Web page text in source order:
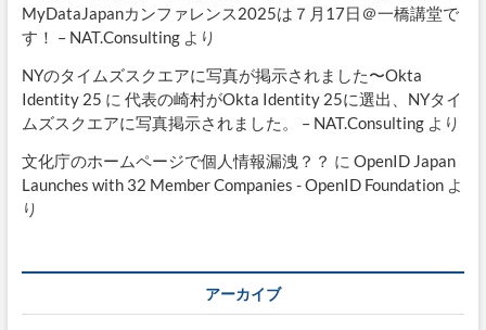
MyDataJapanカンファレンス2025は７月17日＠一橋講堂で
す！ – NAT.Consultingより
NYのタイムズスクエアに写真が掲示されました〜Okta
Identity 25 に 代表の崎村がOkta Identity 25に選出、NYタイ
ムズスクエアに写真掲示されました。 – NAT.Consultingより
文化庁のホームページで個人情報漏洩？？ に OpenID Japan
Launches with 32 Member Companies - OpenID Foundationよ
り
アーカイブ